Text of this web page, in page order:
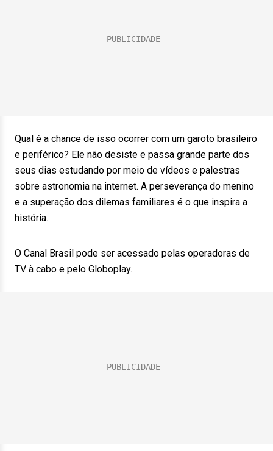
Qual é a chance de isso ocorrer com um garoto brasileiro
e periférico? Ele não desiste e passa grande parte dos
seus dias estudando por meio de vídeos e palestras
sobre astronomia na internet. A perseverança do menino
e a superação dos dilemas familiares é o que inspira a
história.
O Canal Brasil pode ser acessado pelas operadoras de
TV à cabo e pelo Globoplay.